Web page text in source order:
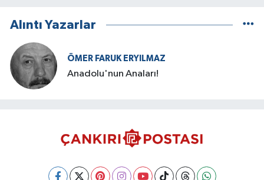
Alıntı Yazarlar
ÖMER FARUK ERYILMAZ
Anadolu'nun Anaları!